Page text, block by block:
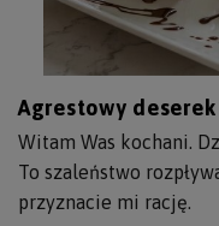
Agrestowy
Witam Was kochani.
To szaleństwo
przyznacie mi rację.